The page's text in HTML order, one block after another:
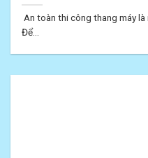
An toàn thi công thang máy
Để...